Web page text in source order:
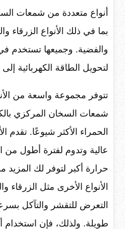
أنواع متعددة من شمعات
بما في ذلك الأنواع الزرقاء
والفضية. وجميعها تستخدم
لتحويل الطاقة الكهربائية
تتوفر مجموعة واسعة من
شمعات السخان المركزي
الحمراء الأكثر شيوعًا. تقدم
عالية وتدوم لفترة أطول من
حرارة أكبر لتوفر لك المزيد
الأنواع الأخرى مثل الزرقاء
التعرض للتقشر والتآكل
طويلة. ولذلك، فإن استخدام